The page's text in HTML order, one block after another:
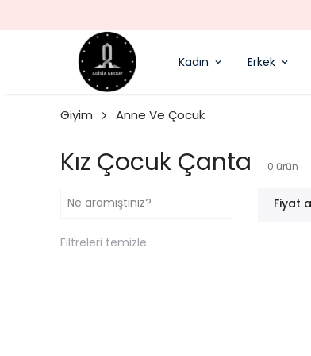
Kadın Erkek
Giyim Anne Ve Çocuk
Kız Çocuk Çanta 0 ürün
Fiyat
Filtreleri temizle